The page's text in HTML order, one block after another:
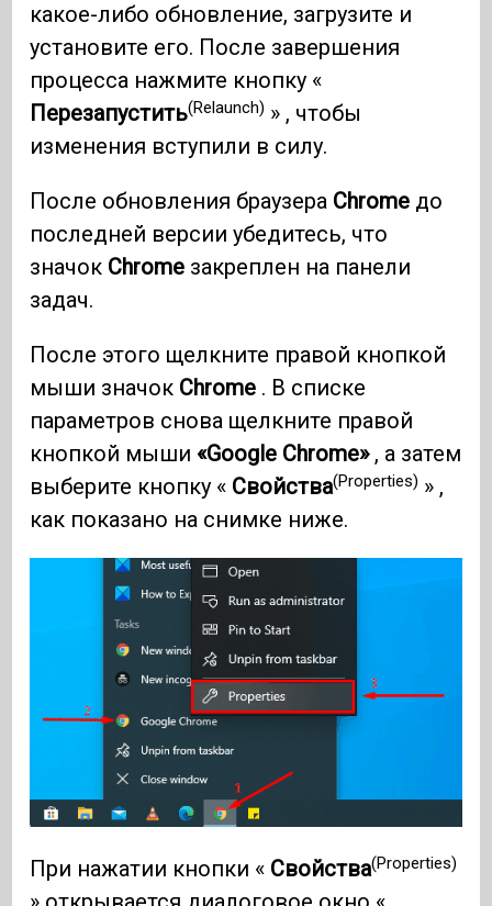
какое-либо обновление, загрузите и
установите его. После завершения
процесса нажмите кнопку «
Перезапустить(Relaunch) » , чтобы
изменения вступили в силу.
После обновления браузера Chrome до
последней версии убедитесь, что
значок Chrome закреплен на панели
задач.
После этого щелкните правой кнопкой
мыши значок Chrome . В списке
параметров снова щелкните правой
кнопкой мыши «Google Chrome», а затем
выберите кнопку « Свойства(Properties) » ,
как показано на снимке ниже.
При нажатии кнопки « Свойства(Properties)